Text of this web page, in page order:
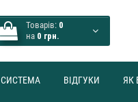
Товарів: 0
на 0 грн.
ВІДГУКИ ЯК